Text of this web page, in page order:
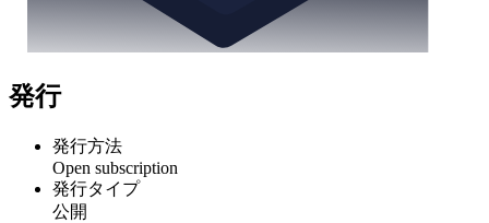
発行
発行方法
Open subscription
発行タイプ
公開